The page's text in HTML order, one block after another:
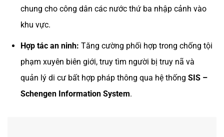
chung cho công dân các nước thứ ba nhập cảnh vào
khu vực.
Hợp tác an ninh: Tăng cường phối hợp trong chống tội
phạm xuyên biên giới, truy tìm người bị truy nã và
quản lý di cư bất hợp pháp thông qua hệ thống SIS –
Schengen Information System.